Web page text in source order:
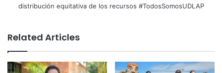
distribución equitativa de los recursos #TodosSomosUDLAP
Related Articles